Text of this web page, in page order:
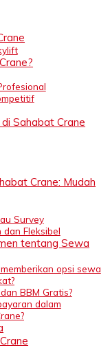
Sahabat Crane
Crane: Mudah
Survey
dan Fleksibel
tentang Sewa
opsi sewa
BBM Gratis?
dalam